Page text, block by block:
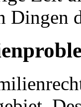
Dingen